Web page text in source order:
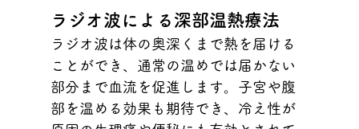
ラジオ波による深部温熱療法
ラジオ波は体の奥深くまで熱を届ける
ことができ、通常の温めでは届かない
部分まで血流を促進します。子宮や腹
部を温める効果も期待でき、冷え性が